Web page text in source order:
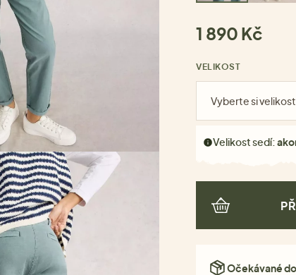
1 890 Kč
VELIKOST
Vyberte si velikost
Velikost sedí:
Očekávané